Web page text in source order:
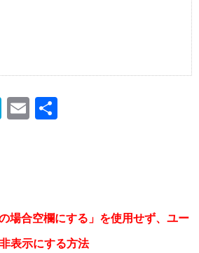
Hatena
Email
場合空欄にする」を使用せず、ユー
表示にする方法